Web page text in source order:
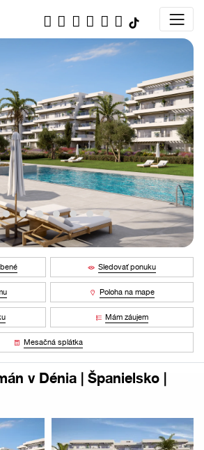
Sledovať ponuku
Poloha na mape
Mám záujem
Mesačná splátka
v Dénia | Španielsko |